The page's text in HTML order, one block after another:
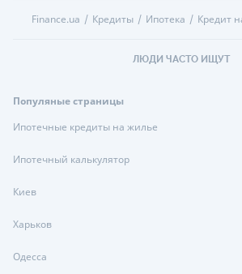
Finance.ua Кредиты Ипотека Кредит
ЛЮДИ ЧАСТО ИЩУТ
Популяные страницы
Ипотечные кредиты на жилье
Ипотечный калькулятор
Киев
Харьков
Одесса